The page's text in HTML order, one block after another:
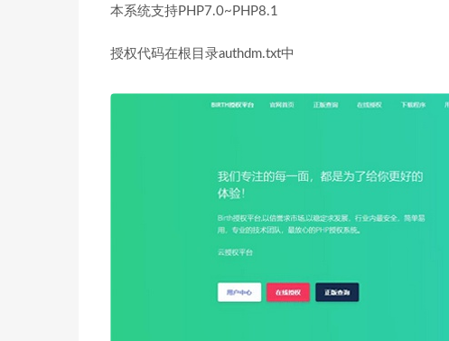
本系统支持PHP7.0~PHP8.1
授权代码在根目录authdm.txt中